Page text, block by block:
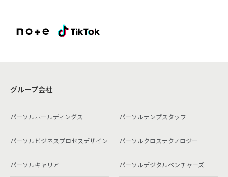
グループ会社
パーソルホールディングス パーソルテンプスタッフ
パーソルビジネスプロセスデザイン パーソルクロステクノロジー
パーソルキャリア パーソルデジタルベンチャーズ